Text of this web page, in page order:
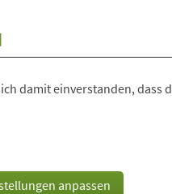
damit einverstanden, dass
anpassen